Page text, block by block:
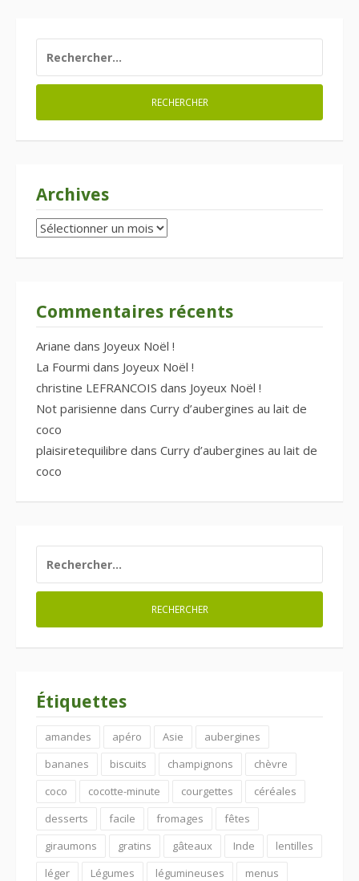
Archives
Archives
Commentaires récents
Ariane dans Joyeux Noël !
La Fourmi dans Joyeux Noël !
christine LEFRANCOIS dans Joyeux Noël !
Not parisienne dans Curry d’aubergines au lait de
coco
plaisiretequilibre dans Curry d’aubergines au lait de
coco
Étiquettes
amandes apéro Asie
aubergines
bananes
biscuits champignons
chèvre
coco
cocotte-minute courgettes
céréales
desserts
facile fromages
fêtes
giraumons
gratins gâteaux Inde
lentilles
léger
Légumes légumineuses
menus